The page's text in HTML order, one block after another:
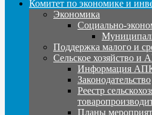
Комитет по экономике и
Экономика
Социально-
Поддержка малого и
Сельское хозяйство и
Информация
Законодательство
Реестр
Планы